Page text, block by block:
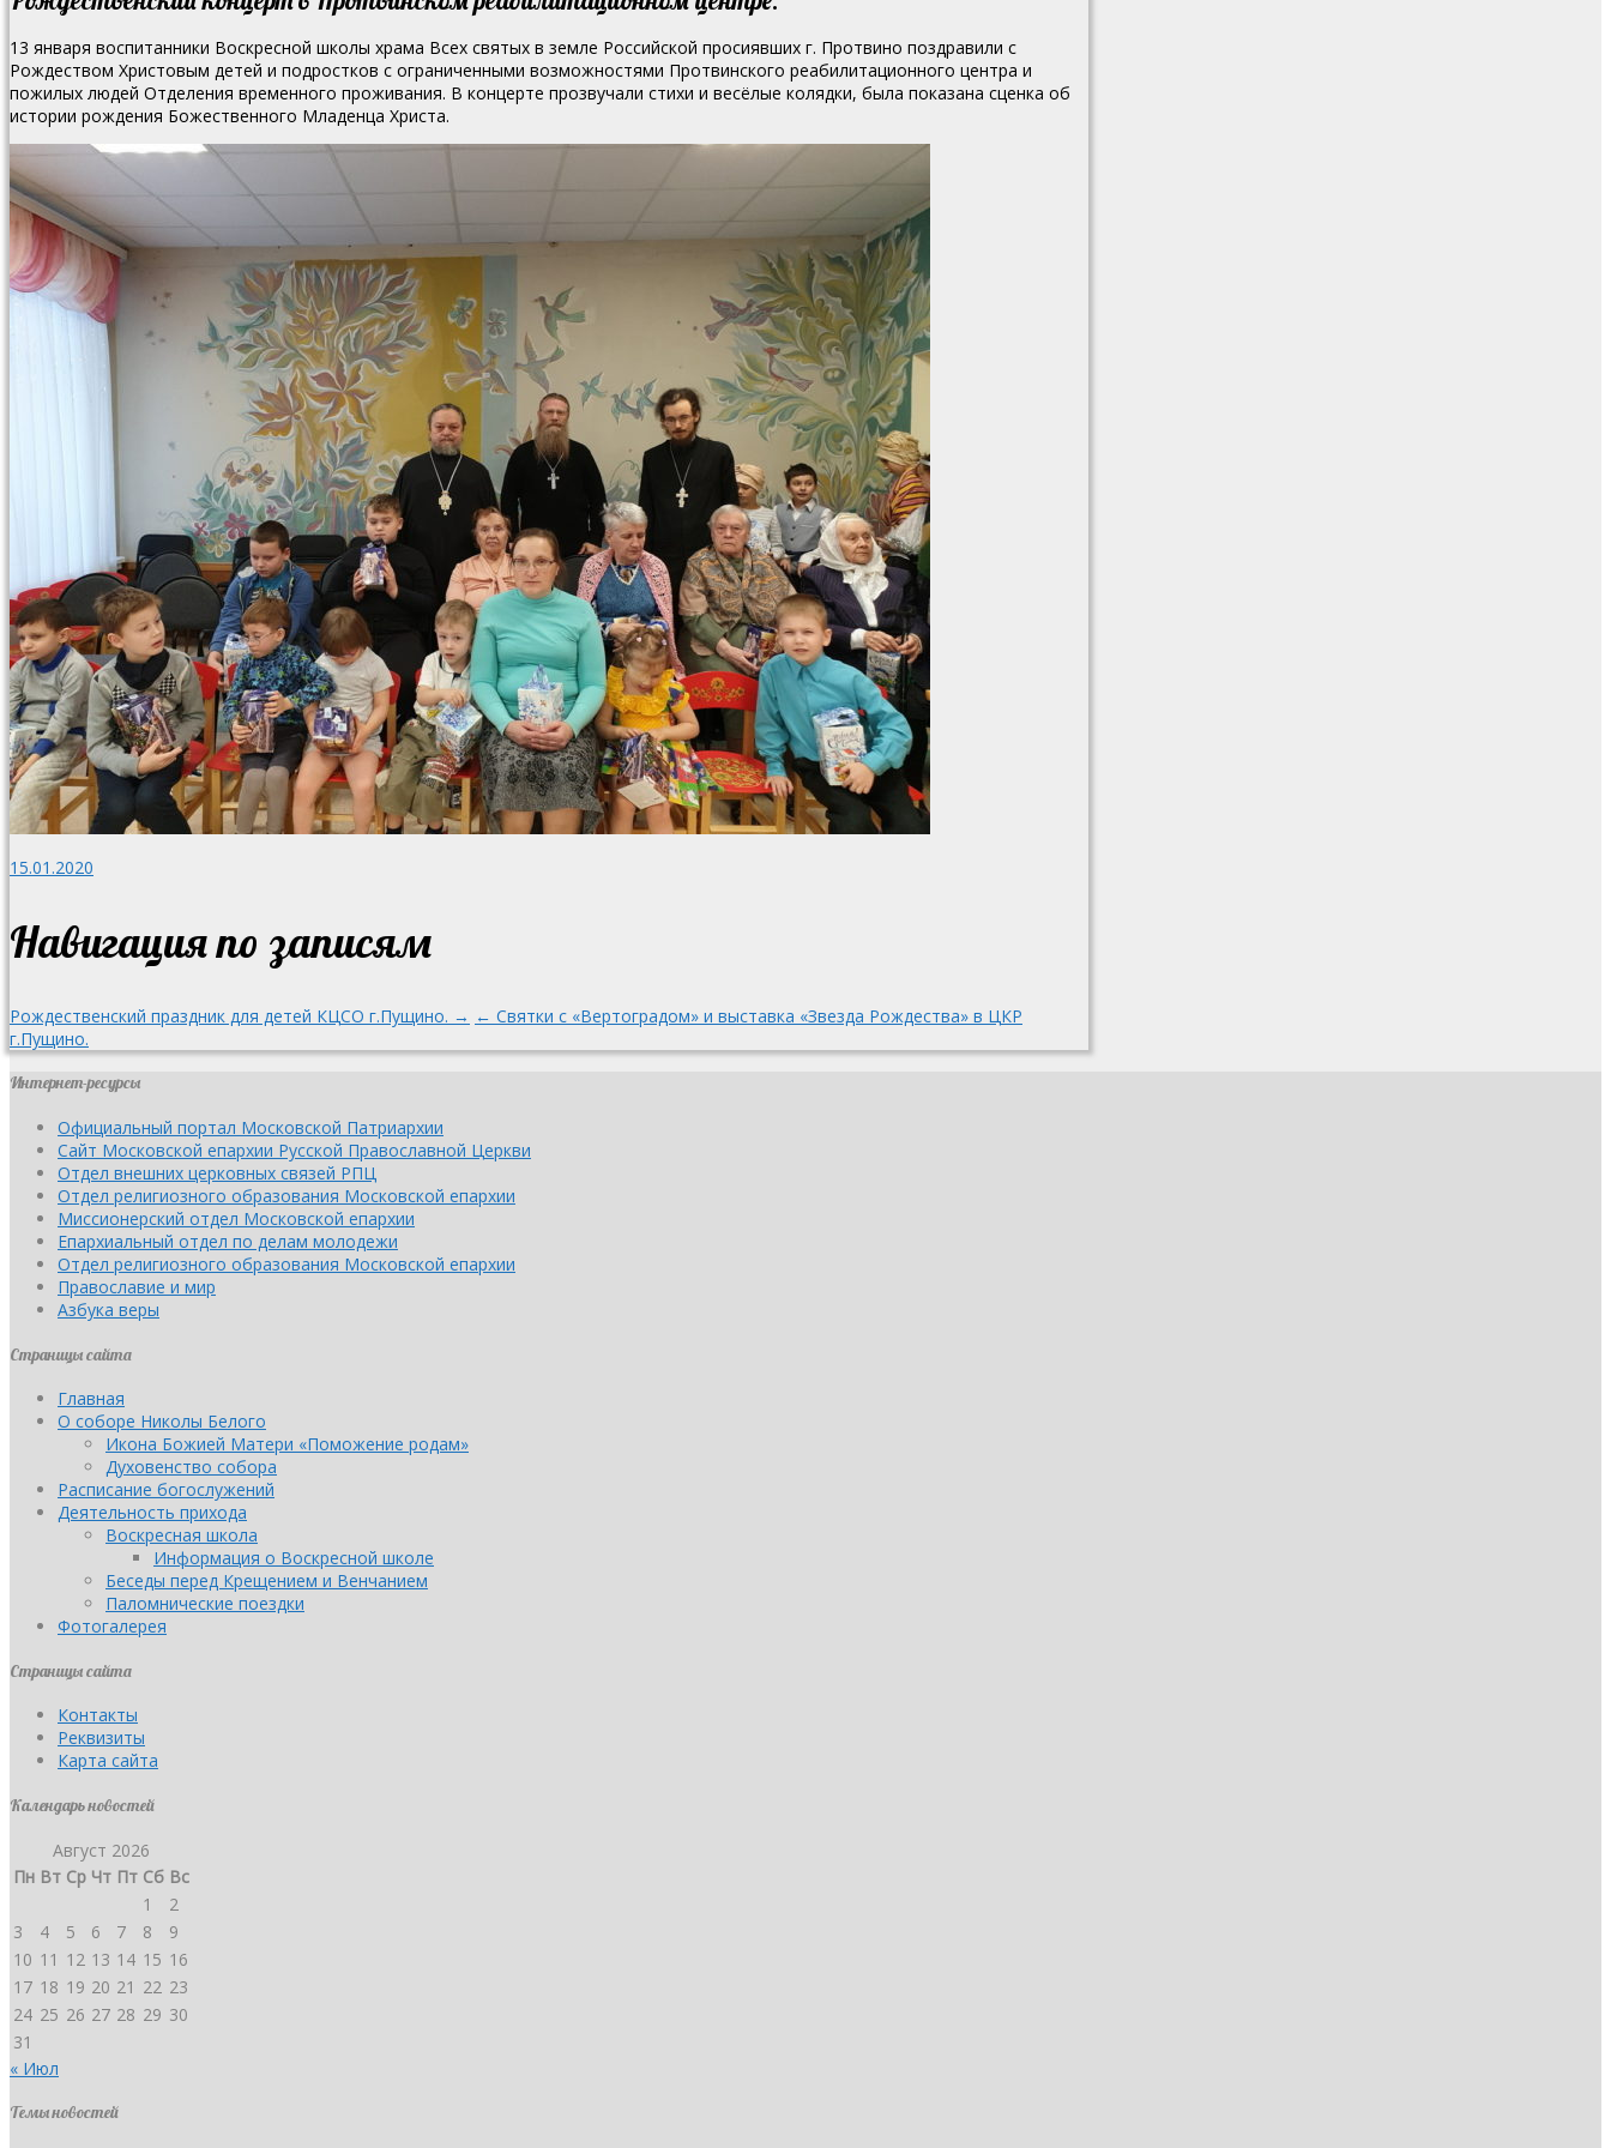
13 января воспитанники Воскресной школы храма Всех святых в земле Российской просиявших г. Протвино поздравили с
Рождеством Христовым детей и подростков с ограниченными возможностями Протвинского реабилитационного центра и
пожилых людей Отделения временного проживания. В концерте прозвучали стихи и весёлые колядки, была показана сценка об
истории рождения Божественного Младенца Христа.
15.01.2020
Навигация по записям
Рождественский праздник для детей КЦСО г.Пущино. → ← Святки с «Вертоградом» и выставка «Звезда Рождества» в ЦКР
г.Пущино.
Интернет-ресурсы
Официальный портал Московской Патриархии
Сайт Московской епархии Русской Православной Церкви
Отдел внешних церковных связей РПЦ
Отдел религиозного образования Московской епархии
Миссионерский отдел Московской епархии
Епархиальный отдел по делам молодежи
Отдел религиозного образования Московской епархии
Православие и мир
Азбука веры
Страницы сайта
Главная
О соборе Николы Белого
Икона Божией Матери «Поможение родам»
Духовенство собора
Расписание богослужений
Деятельность прихода
Воскресная школа
Информация о Воскресной школе
Беседы перед Крещением и Венчанием
Паломнические поездки
Фотогалерея
Страницы сайта
Контакты
Реквизиты
Карта сайта
Календарь новостей
Август 2026
Пн Вт Ср Чт Пт Сб Вс
1
2
3
4 5 6 7 8
9
10 11 12 13 14 15 16
17 18 19 20 21 22 23
24 25 26 27 28 29 30
31
« Июл
Темы новостей